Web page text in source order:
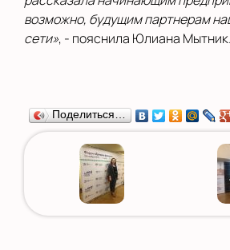
возможно, будущим партнерам
сети», - пояснила Юлиана Мытник.
Поделиться…